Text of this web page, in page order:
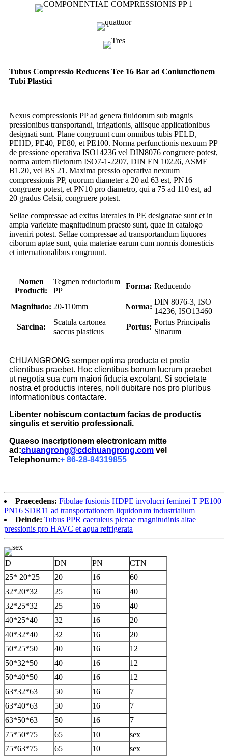
Tubus Compressio Reducens Tee 16 Bar ad Coniunctionem
Tubi Plastici
Nexus compressionis PP ad genera fluidorum sub magnis
pressionibus transportandi, irrigationis, aliisque applicationibus
designati sunt. Plane congruunt cum omnibus tubis PELD,
PEHD, PE40, PE80, et PE100. Norma perfunctionis nexuum PP
de pressione operativa ISO14236 vel DIN8076 congruere potest,
norma autem filetorum ISO7-1-2207, DIN EN 10226, ASME
B1.20, vel BS 21. Maxima pressio operativa nexuum
compressionis PP, quorum diameter a 20 ad 63 est, PN16
congruere potest, et PN10 pro diametro, qui a 75 ad 110 est, ad
20 gradus Celsii, congruere potest.
Sellae compressae ad exitus laterales in PE designatae sunt et in
ampla varietate magnitudinum praesto sunt, quae in catalogo
inveniri potest. Sellae compressae ad transportandum liquores
ciborum aptae sunt, quia materiae earum cum normis domesticis
et internationalibus congruunt.
Nomen
Producti:
Tegmen reductorium
PP
Forma: Reducendo
Magnitudo: 20-110mm Norma:
DIN 8076-3, ISO
14236, ISO13460
Sarcina:
Scatula cartonea +
saccus plasticus
Portus:
Portus Principalis
Sinarum
CHUANGRONG semper optima producta et pretia
clientibus praebet. Hoc clientibus bonum lucrum praebet
ut negotia sua cum maiori fiducia excolant. Si societate
nostra et productis interes, noli dubitare nos pro pluribus
informationibus contactare.
Libenter nobiscum contactum facias de productis
singulis et servitio professionali.
Quaeso inscriptionem electronicam mitte
ad:chuangrong@cdchuangrong.com vel
Telephonum:+ 86-28-84319855
Praecedens: Fibulae fusionis HDPE involucri feminei T PE100
PN16 SDR11 ad transportationem liquidorum industrialium
Deinde: Tubus PPR caeruleus plenae magnitudinis altae
pressionis pro HAVC et aqua refrigerata
D DN PN
CTN
25* 20*25
20 16
60
32*20*32
25 16
40
32*25*32
25 16
40
40*25*40
32 16
20
40*32*40
32 16
20
50*25*50
40 16
12
50*32*50
40 16
12
50*40*50
40 16
12
63*32*63
50 16
7
63*40*63
50 16
7
63*50*63
50 16
7
75*50*75
65 10
sex
75*63*75
65 10 sex